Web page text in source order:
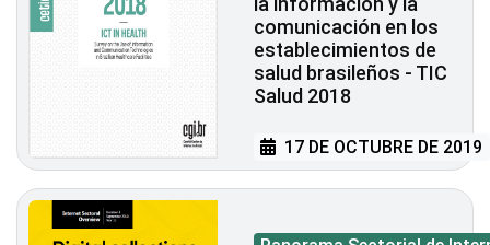
comunicación en los
establecimientos de
salud brasileños - TIC
Salud 2018
17 DE OCTUBRE DE 2019